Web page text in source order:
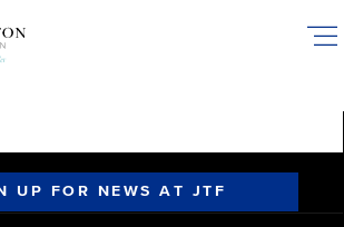
UP FOR NEWS AT JTF